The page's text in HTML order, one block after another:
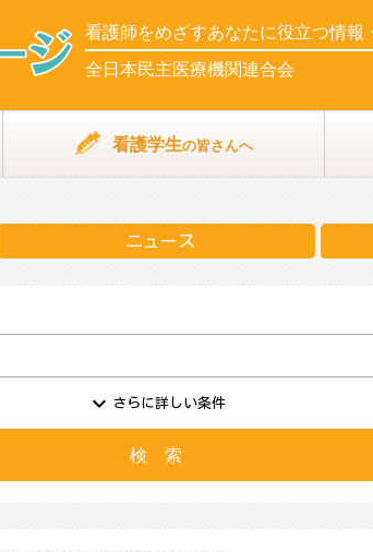
看護師をめざすあなたに役立つ情報
全日本民主医療機関連合会
看護学生の皆さんへ
ニュース
expand_more さらに詳しい条件